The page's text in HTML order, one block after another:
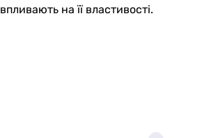
впливають на її властивості.